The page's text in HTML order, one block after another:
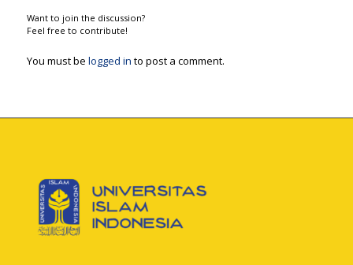
Want to join the discussion?
Feel free to contribute!
You must be logged in to post a comment.